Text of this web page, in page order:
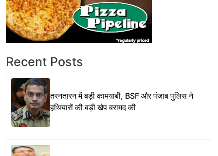
Recent Posts
तरनतारन में बड़ी कामयाबी, BSF और पंजाब पुलिस ने
हथियारों की बड़ी खेप बरामद की